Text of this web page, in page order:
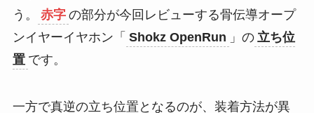
う。
赤字 の部分が今回レビューする骨伝導オープ
ンイヤーイヤホン「 Shokz OpenRun 」の 立ち位
置 です。
一方で真逆の立ち位置となるのが、装着方法が異